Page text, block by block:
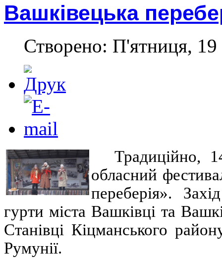
Вашківецька
Створено: П'ятниця, 19
Традиційно,
обласний
переберія».
гурти міста Вашківці та
Станівці Кіцманського
Румунії.